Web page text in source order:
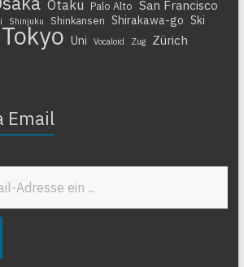
Otaku Palo Alto San Francisco
Shinjuku Shinkansen Shirakawa-go Ski
Tokyo Uni Vocaloid Zug Zürich
Email